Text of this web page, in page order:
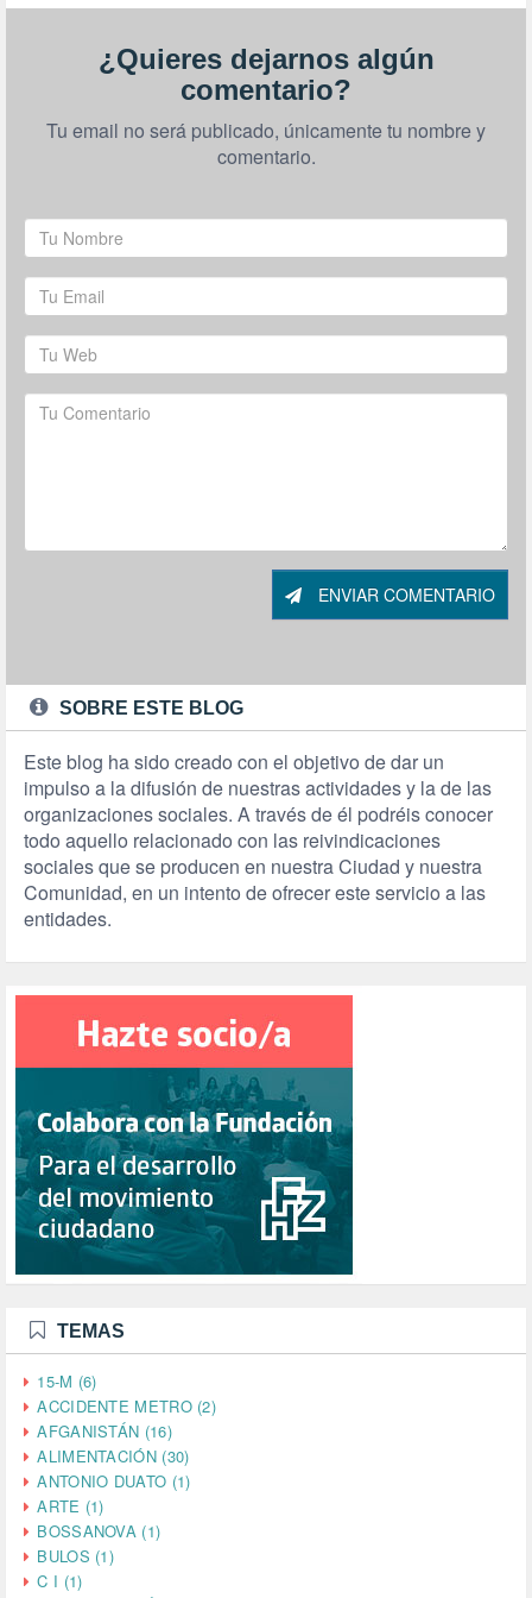
¿Quieres dejarnos algún
comentario?
Tu email no será publicado, únicamente tu nombre y
comentario.
ENVIAR COMENTARIO
SOBRE ESTE BLOG
Este blog ha sido creado con el objetivo de dar un
impulso a la difusión de nuestras actividades y la de las
organizaciones sociales. A través de él podréis conocer
todo aquello relacionado con las reivindicaciones
sociales que se producen en nuestra Ciudad y nuestra
Comunidad, en un intento de ofrecer este servicio a las
entidades.
TEMAS
15-M (6)
ACCIDENTE METRO (2)
AFGANISTÁN (16)
ALIMENTACIÓN (30)
ANTONIO DUATO (1)
ARTE (1)
BOSSANOVA (1)
BULOS (1)
C I (1)